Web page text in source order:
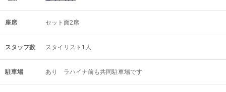
座席 セット面2席
スタッフ数 スタイリスト1人
駐車場 あり ラハイナ前も共同駐車場です